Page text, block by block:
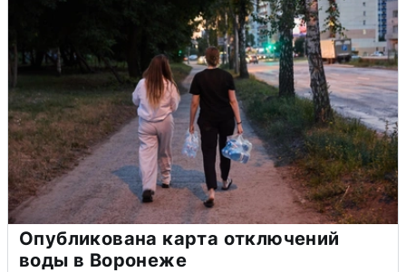
Опубликована карта отключений
воды в Воронеже